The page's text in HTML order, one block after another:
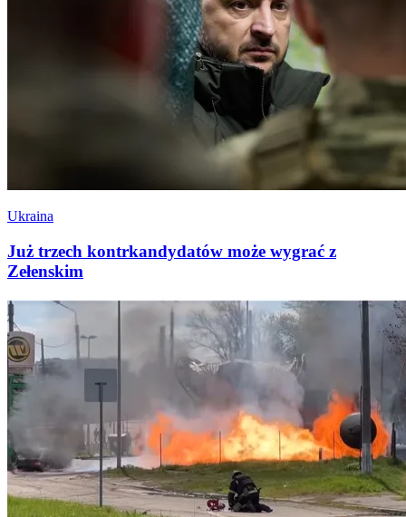
Ukraina
Już trzech kontrkandydatów może wygrać z
Zełenskim